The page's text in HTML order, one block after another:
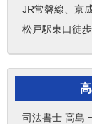
JR常磐線、京
松戸駅東口徒
司法書士 高島